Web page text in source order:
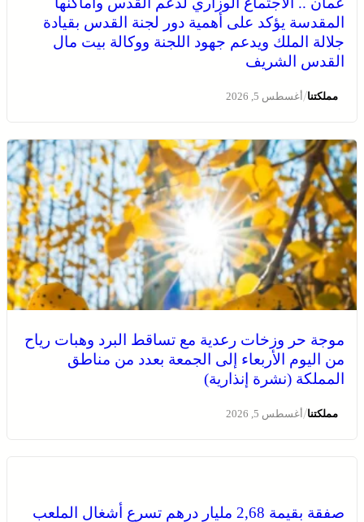
المقدسة يؤكد على أهمية دور لجنة القدس بقيادة
جلالة الملك ويدعم جهود اللجنة ووكالة بيت مال
القدس الشريف
مملكتنا/أغسطس 5, 2026
موجة حر وزخات رعدية مع تساقط البرد وهبات رياح
من اليوم الأربعاء إلى الجمعة بعدد من مناطق
المملكة (نشرة إنذارية)
مملكتنا/أغسطس 5, 2026
صفقة بقيمة 2,68 مليار درهم تسرع أشغال الملعب